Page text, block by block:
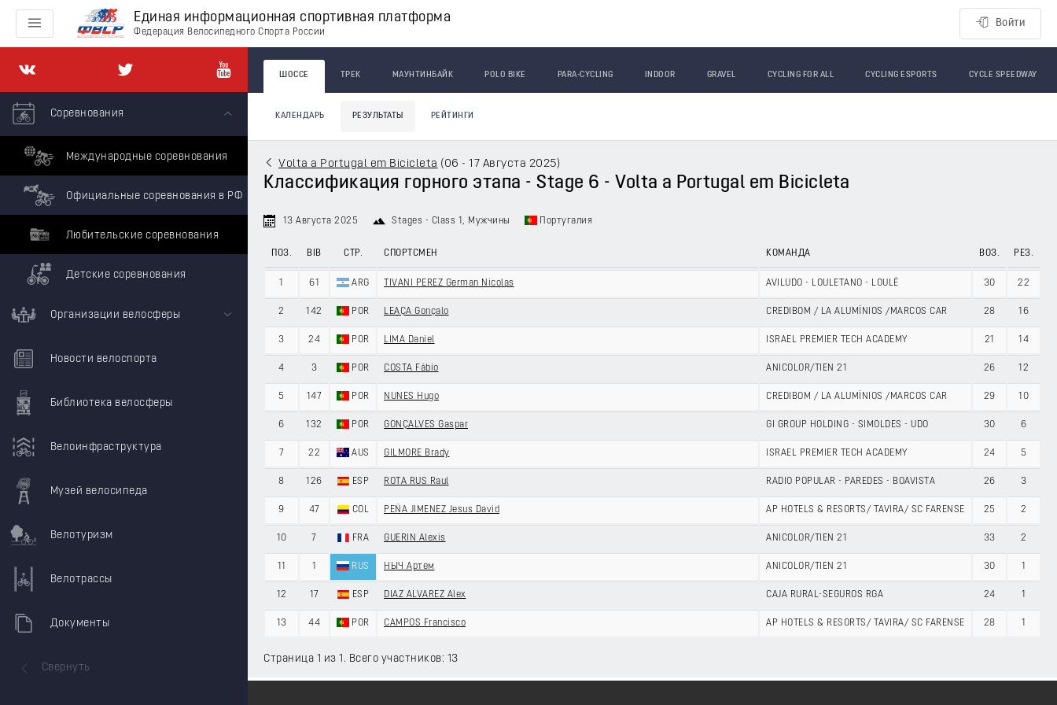
Единая информационная спортивная платформа
Федерация Велосипедного Спорта России
Войти
Соревнования
Международные соревнования
Официальные соревнования в РФ
Любительские соревнования
Детские соревнования
Организации велосферы
Новости велоспорта
Библиотека велосферы
Велоинфраструктура
Музей велосипеда
Велотуризм
Велотрассы
Документы
Свернуть
ШОССЕ ТРЕК МАУНТИНБАЙК POLO BIKE PARA-CYCLING INDOOR GRAVEL CYCLING FOR ALL CYCLING ESPORTS CYCLE SPEEDWAY
КАЛЕНДАРЬ РЕЗУЛЬТАТЫ РЕЙТИНГИ
Volta a Portugal em Bicicleta ( 06 - 17 Августа 2025)
Классификация горного этапа - Stage 6 - Volta a Portugal em Bicicleta
13 Августа 2025 Stages - Class 1 , Мужчины Португалия
ПОЗ. BIB СТР. СПОРТСМЕН КОМАНДА ВОЗ. РЕЗ.
1 61 ARG TIVANI PEREZ German Nicolas AVILUDO - LOULETANO - LOULÉ 30 22
2 142 POR LEAÇA Gonçalo CREDIBOM / LA ALUMÍNIOS /MARCOS CAR 28 16
3 24 POR LIMA Daniel ISRAEL PREMIER TECH ACADEMY 21 14
4 3 POR COSTA Fábio ANICOLOR/TIEN 21 26 12
5 147 POR NUNES Hugo CREDIBOM / LA ALUMÍNIOS /MARCOS CAR 29 10
6 132 POR GONÇALVES Gaspar GI GROUP HOLDING - SIMOLDES - UDO 30 6
7 22 AUS GILMORE Brady ISRAEL PREMIER TECH ACADEMY 24 5
8 126 ESP ROTA RUS Raul RADIO POPULAR - PAREDES - BOAVISTA 26 3
9 47 COL PEÑA JIMENEZ Jesus David AP HOTELS & RESORTS/ TAVIRA/ SC FARENSE 25 2
10 7 FRA GUERIN Alexis ANICOLOR/TIEN 21 33 2
11 1 RUS НЫЧ Артем ANICOLOR/TIEN 21 30 1
12 17 ESP DIAZ ALVAREZ Alex CAJA RURAL-SEGUROS RGA 24 1
13 44 POR CAMPOS Francisco AP HOTELS & RESORTS/ TAVIRA/ SC FARENSE 28 1
Страница 1 из 1. Всего участников: 13